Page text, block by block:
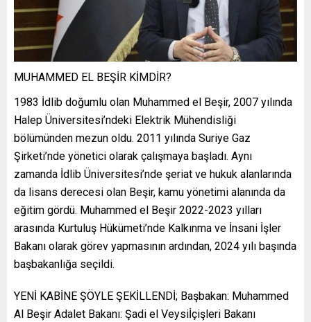
MUHAMMED EL BEŞİR KİMDİR?
1983 İdlib doğumlu olan Muhammed el Beşir, 2007 yılında
Halep Üniversitesi’ndeki Elektrik Mühendisliği
bölümünden mezun oldu. 2011 yılında Suriye Gaz
Şirketi’nde yönetici olarak çalışmaya başladı. Aynı
zamanda İdlib Üniversitesi’nde şeriat ve hukuk alanlarında
da lisans derecesi olan Beşir, kamu yönetimi alanında da
eğitim gördü. Muhammed el Beşir 2022-2023 yılları
arasında Kurtuluş Hükümeti’nde Kalkınma ve İnsani İşler
Bakanı olarak görev yapmasının ardından, 2024 yılı başında
başbakanlığa seçildi.
YENİ KABİNE ŞÖYLE ŞEKİLLENDİ; Başbakan: Muhammed
Al Beşir Adalet Bakanı: Şadi el Veysiİçişleri Bakanı